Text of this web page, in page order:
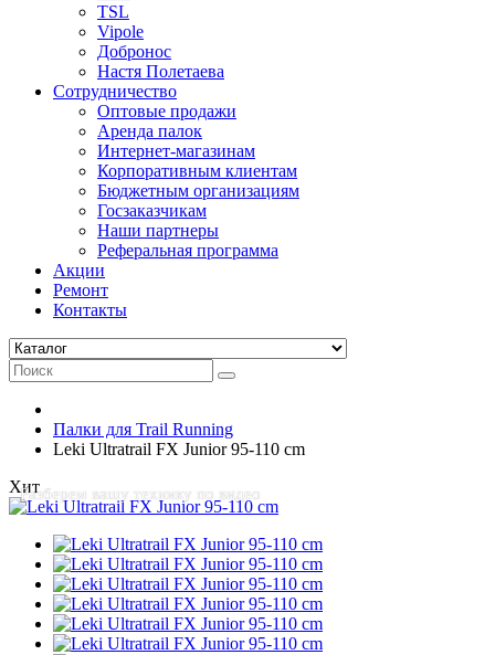
TSL
Vipole
Добронос
Настя Полетаева
Сотрудничество
Оптовые продажи
Аренда палок
Интернет-магазинам
Корпоративным клиентам
Бюджетным организациям
Госзаказчикам
Наши партнеры
Реферальная программа
Акции
Ремонт
Контакты
Палки для Trail Running
Leki Ultratrail FX Junior 95-110 cm
Разберем вашу технику по видео
Хит